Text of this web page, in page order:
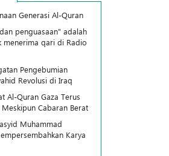
Generasi Al-Quran
penguasaan" adalah
menerima qari di Radio
Pengebumian
Revolusi di Iraq
Al-Quran Gaza Terus
Cabaran Berat
Muhammad
Karya